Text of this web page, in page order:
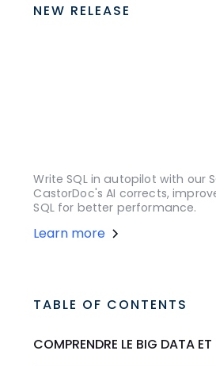
NEW RELEASE
Write SQL in autopilot with our
CastorDoc's AI corrects,
SQL for better performance.
Learn more
TABLE OF CONTENTS
COMPRENDRE LE BIG DATA